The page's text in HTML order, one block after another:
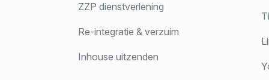
ZZP dienstverlening
Re-integratie & verzuim
Inhouse uitzenden